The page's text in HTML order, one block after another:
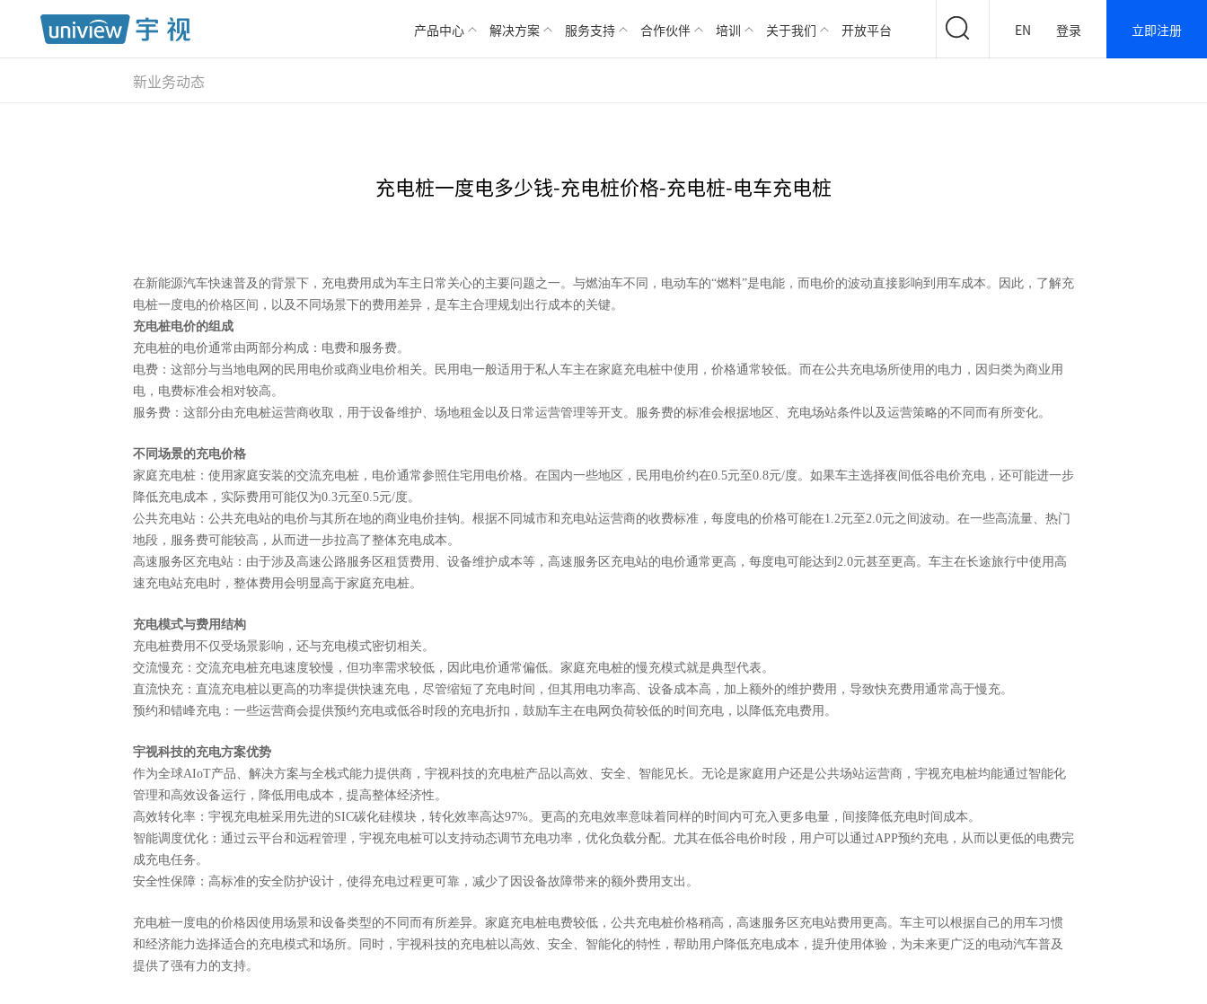
产品中心 解决方案 服务支持 合作伙伴 培训 关于我们 开放平台 EN 登录 立即注册
新业务动态
充电桩一度电多少钱-充电桩价格-充电桩-电车充电桩
在新能源汽车快速普及的背景下，充电费用成为车主日常关心的主要问题之一。与燃油车不同，电动车的“燃料”是电能，而电价的波动直接影响到用车成本。因此，了解充
电桩一度电的价格区间，以及不同场景下的费用差异，是车主合理规划出行成本的关键。
充电桩电价的组成
充电桩的电价通常由两部分构成：电费和服务费。
电费：这部分与当地电网的民用电价或商业电价相关。民用电一般适用于私人车主在家庭充电桩中使用，价格通常较低。而在公共充电场所使用的电力，因归类为商业用
电，电费标准会相对较高。
服务费：这部分由充电桩运营商收取，用于设备维护、场地租金以及日常运营管理等开支。服务费的标准会根据地区、充电场站条件以及运营策略的不同而有所变化。
不同场景的充电价格
家庭充电桩：使用家庭安装的交流充电桩，电价通常参照住宅用电价格。在国内一些地区，民用电价约在0.5元至0.8元/度。如果车主选择夜间低谷电价充电，还可能进一步
降低充电成本，实际费用可能仅为0.3元至0.5元/度。
公共充电站：公共充电站的电价与其所在地的商业电价挂钩。根据不同城市和充电站运营商的收费标准，每度电的价格可能在1.2元至2.0元之间波动。在一些高流量、热门
地段，服务费可能较高，从而进一步拉高了整体充电成本。
高速服务区充电站：由于涉及高速公路服务区租赁费用、设备维护成本等，高速服务区充电站的电价通常更高，每度电可能达到 2.0元甚至更高。车主在长途旅行中使用高
速充电站充电时，整体费用会明显高于家庭充电桩。
充电模式与费用结构
充电桩费用不仅受场景影响，还与充电模式密切相关。
交流慢充：交流充电桩充电速度较慢，但功率需求较低，因此电价通常偏低。家庭充电桩的慢充模式就是典型代表。
直流快充：直流充电桩以更高的功率提供快速充电，尽管缩短了充电时间，但其用电功率高、设备成本高，加上额外的维护费用，导致快充费用通常高于慢充。
预约和错峰充电：一些运营商会提供预约充电或低谷时段的充电折扣，鼓励车主在电网负荷较低的时间充电，以降低充电费用。
宇视科技的充电方案优势
作为全球AIoT产品、解决方案与全栈式能力提供商，宇视科技的充电桩产品以高效、安全、智能见长。无论是家庭用户还是公共场站运营商，宇视充电桩均能通过智能化
管理和高效设备运行，降低用电成本，提高整体经济性。
高效转化率：宇视充电桩采用先进的SIC碳化硅模块，转化效率高达97%。更高的充电效率意味着同样的时间内可充入更多电量，间接降低充电时间成本。
智能调度优化：通过云平台和远程管理，宇视充电桩可以支持动态调节充电功率，优化负载分配。尤其在低谷电价时段，用户可以通过APP预约充电，从而以更低的电费完
成充电任务。
安全性保障：高标准的安全防护设计，使得充电过程更可靠，减少了因设备故障带来的额外费用支出。
充电桩一度电的价格因使用场景和设备类型的不同而有所差异。家庭充电桩电费较低，公共充电桩价格稍高，高速服务区充电站费用更高。车主可以根据自己的用车习惯
和经济能力选择适合的充电模式和场所。同时，宇视科技的充电桩以高效、安全、智能化的特性，帮助用户降低充电成本，提升使用体验，为未来更广泛的电动汽车普及
提供了强有力的支持。